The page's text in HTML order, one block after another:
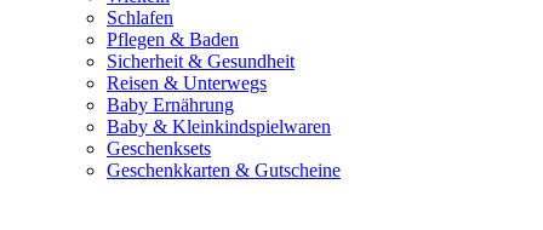
Schlafen
Pflegen & Baden
Sicherheit & Gesundheit
Reisen & Unterwegs
Baby Ernährung
Baby & Kleinkindspielwaren
Geschenksets
Geschenkkarten & Gutscheine